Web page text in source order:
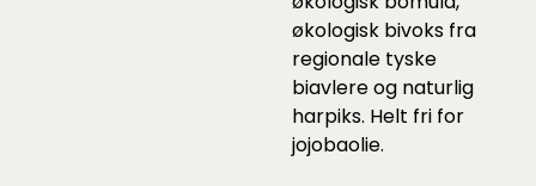
økologisk bivoks fra
regionale tyske
biavlere og naturlig
harpiks. Helt fri for
jojobaolie.